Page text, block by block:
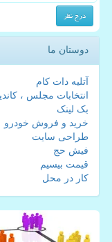
دوستان ما
آتلیه دات کام
انتخابات مجلس ،
بک لینک
خرید و فروش خودرو
طراحی سایت
فیش حج
قیمت بیسیم
کار در محل